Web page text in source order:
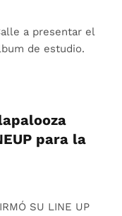
a presentar el
de estudio.
para la
SU LINE UP